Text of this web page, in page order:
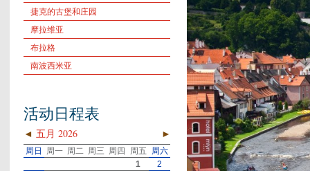
捷克的古堡和庄园
摩拉维亚
布拉格
南波西米亚
活动日程表
◄ ►
五月 2026
周日 周一 周二 周三 周四 周五
周六
1
2